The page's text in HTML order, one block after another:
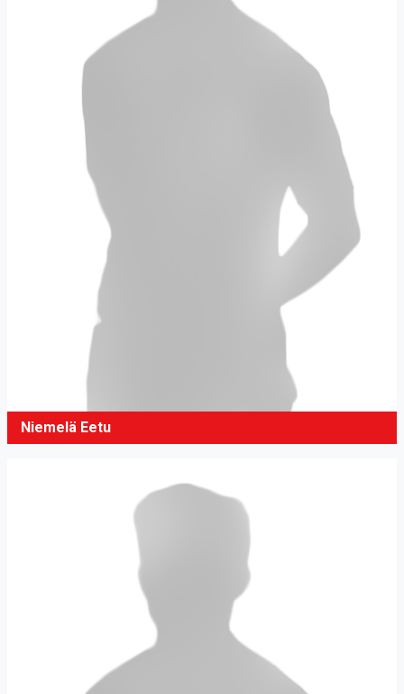
Niemelä Eetu